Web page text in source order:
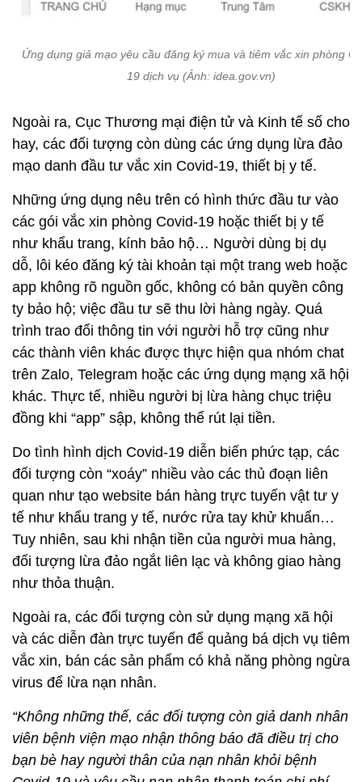
Ứng dụng giả mạo yêu cầu đăng ký mua và tiêm vắc xin phòng
19 dịch vụ (Ảnh: idea.gov.vn)
Ngoài ra, Cục Thương mại điện tử và Kinh tế số cho
hay, các đối tượng còn dùng các ứng dụng lừa đảo
mạo danh đầu tư vắc xin Covid-19, thiết bị y tế.
Những ứng dụng nêu trên có hình thức đầu tư vào
các gói vắc xin phòng Covid-19 hoặc thiết bị y tế
như khẩu trang, kính bảo hộ… Người dùng bị dụ
dỗ, lôi kéo đăng ký tài khoản tại một trang web hoặc
app không rõ nguồn gốc, không có bản quyền công
ty bảo hộ; việc đầu tư sẽ thu lời hàng ngày. Quá
trình trao đổi thông tin với người hỗ trợ cũng như
các thành viên khác được thực hiện qua nhóm chat
trên Zalo, Telegram hoặc các ứng dụng mạng xã hội
khác. Thực tế, nhiều người bị lừa hàng chục triệu
đồng khi “app” sập, không thể rút lại tiền.
Do tình hình dịch Covid-19 diễn biến phức tạp, các
đối tượng còn “xoáy” nhiều vào các thủ đoạn liên
quan như tạo website bán hàng trực tuyến vật tư y
tế như khẩu trang y tế, nước rửa tay khử khuẩn…
Tuy nhiên, sau khi nhận tiền của người mua hàng,
đối tượng lừa đảo ngắt liên lạc và không giao hàng
như thỏa thuận.
Ngoài ra, các đối tượng còn sử dụng mạng xã hội
và các diễn đàn trực tuyến để quảng bá dịch vụ tiêm
vắc xin, bán các sản phẩm có khả năng phòng ngừa
virus để lừa nạn nhân.
“Không những thế, các đối tượng còn giả danh nhân
viên bệnh viện mạo nhận thông báo đã điều trị cho
bạn bè hay người thân của nạn nhân khỏi bệnh